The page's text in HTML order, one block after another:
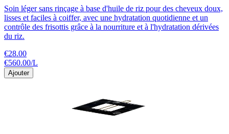
Soin léger sans rinçage à base d'huile de riz pour des cheveux doux,
lisses et faciles à coiffer, avec une hydratation quotidienne et un
contrôle des frisottis grâce à la nourriture et à l'hydratation dérivées
du riz.
€28.00
€560.00/L
Ajouter